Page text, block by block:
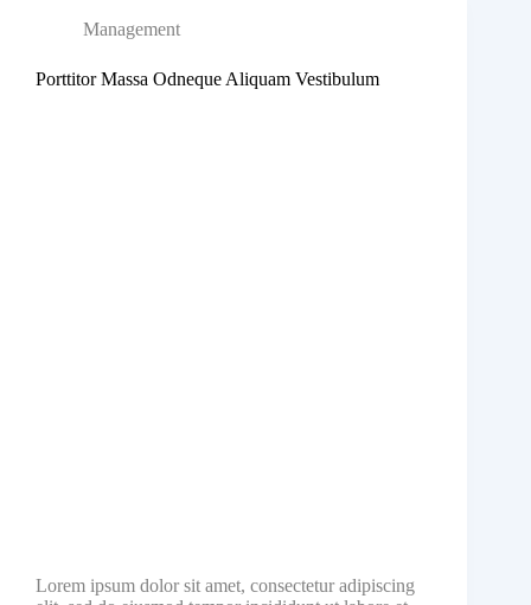
Management
Porttitor Massa Odneque Aliquam Vestibulum
Lorem ipsum dolor sit amet, consectetur adipiscing